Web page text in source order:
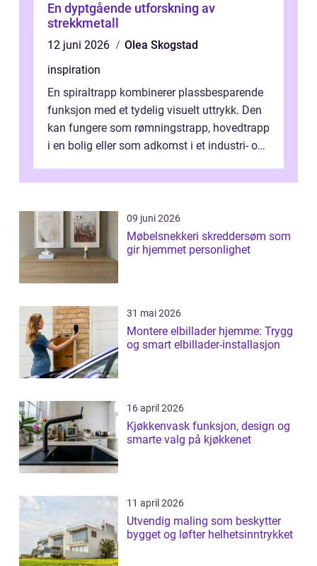
En dyptgående utforskning av
strekkmetall
12 juni 2026
Olea Skogstad
inspiration
En spiraltrapp kombinerer plassbesparende
funksjon med et tydelig visuelt uttrykk. Den
kan fungere som rømningstrapp, hovedtrapp
i en bolig eller som adkomst i et industri- og
09 juni 2026
Møbelsnekkeri skreddersøm som
gir hjemmet personlighet
31 mai 2026
Montere elbillader hjemme: Trygg
og smart elbillader-installasjon
16 april 2026
Kjøkkenvask funksjon, design og
smarte valg på kjøkkenet
11 april 2026
Utvendig maling som beskytter
bygget og løfter helhetsinntrykket